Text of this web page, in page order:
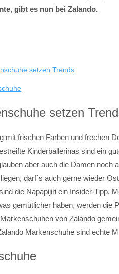
gibt es nun bei Zalando.
setzen Trends
setzen
mit frischen Farben und frechen
Kinderballerinas sind ein
aber auch die Damen noch
darf´s auch gerne wieder
die Napapijiri ein Insider-Tipp.
gemütlicher haben, werden die
von Zalando
Markenschuhe sind echte